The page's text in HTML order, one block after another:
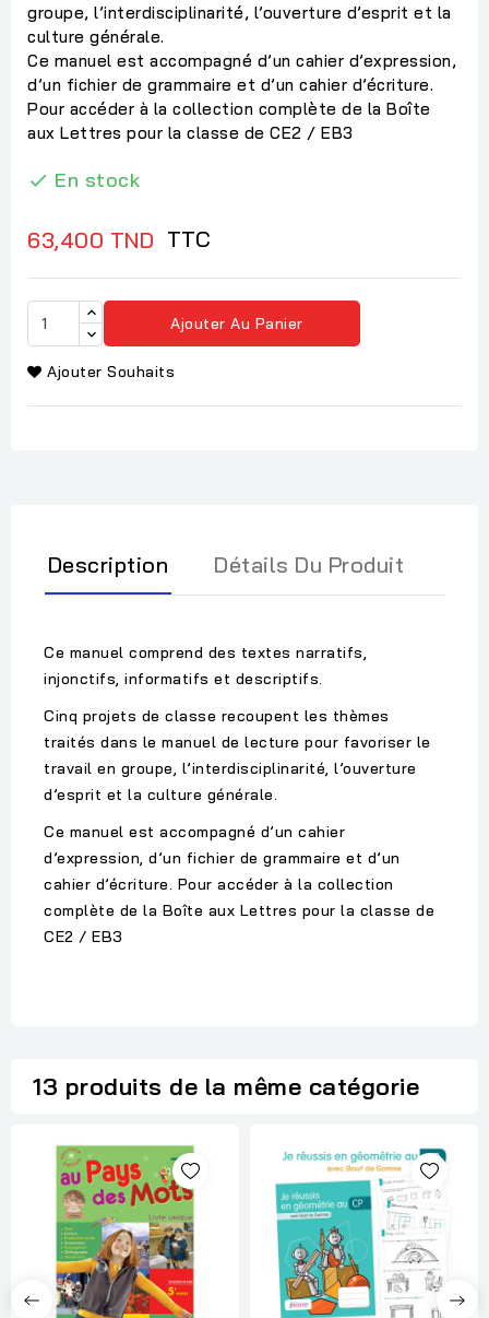
groupe, l’interdisciplinarité, l’ouverture d’esprit et la
culture générale.
Ce manuel est accompagné d’un cahier d’expression,
d’un fichier de grammaire et d’un cahier d’écriture.
Pour accéder à la collection complète de la Boîte
aux Lettres pour la classe de CE2 / EB3
 En stock
63,400 TND TTC
Ajouter Au Panier
Ajouter Souhaits
Description Détails Du Produit
Ce manuel comprend des textes narratifs,
injonctifs, informatifs et descriptifs.
Cinq projets de classe recoupent les thèmes
traités dans le manuel de lecture pour favoriser le
travail en groupe, l’interdisciplinarité, l’ouverture
d’esprit et la culture générale.
Ce manuel est accompagné d’un cahier
d’expression, d’un fichier de grammaire et d’un
cahier d’écriture. Pour accéder à la collection
complète de la Boîte aux Lettres pour la classe de
CE2 / EB3
13 produits de la même catégorie